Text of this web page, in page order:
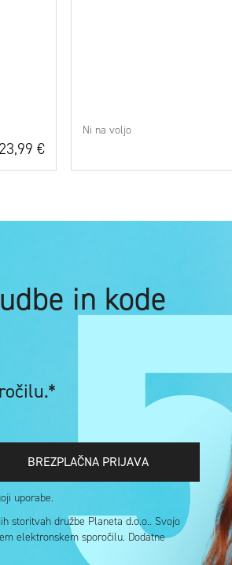
23,99 €
Ni na voljo
in kode
BREZPLAČNA PRIJAVA
uporabe.
storitvah družbe Planeta d.o.o.. Svojo
elektronskem sporočilu. Dodatne